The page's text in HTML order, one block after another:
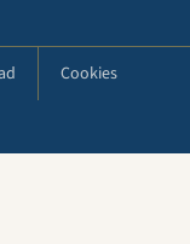
Cookies